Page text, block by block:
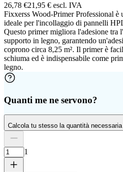
26,78 €21,95 € escl. IVA
Fixxerss Wood-Primer Professional è
ideale per l'incollaggio di pannelli
Questo primer migliora l'adesione tra
supporto in legno, garantendo
coprono circa 8,25 m². Il primer è
schiuma ed è indispensabile come
legno.
Quanti me ne servono?
Calcola tu stesso la quantità necessaria
Numero di lastre
Altezza
Larghezza
Rimuovi lastra
1